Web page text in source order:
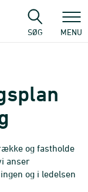
SØG MENU
og fastholde
anser
og i ledelsen